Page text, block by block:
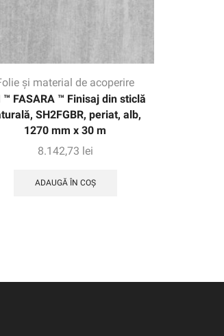
și material de acoperire
™ FASARA ™ Finisaj din sticlă
SH2FGBR, periat, alb,
1270 mm x 30 m
8.142,73 lei
ADAUGĂ ÎN COȘ